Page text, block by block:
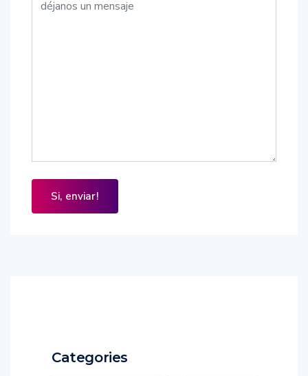
Categories